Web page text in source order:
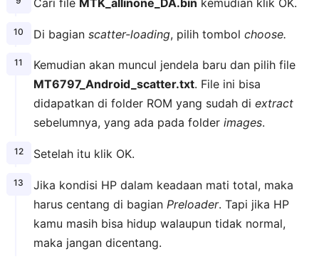
Di bagian scatter-loading, pilih tombol choose.
Kemudian akan muncul jendela baru dan pilih file
MT6797_Android_scatter.txt. File ini bisa
didapatkan di folder ROM yang sudah di extract
sebelumnya, yang ada pada folder images.
Setelah itu klik OK.
Jika kondisi HP dalam keadaan mati total, maka
harus centang di bagian Preloader. Tapi jika HP
kamu masih bisa hidup walaupun tidak normal,
maka jangan dicentang.